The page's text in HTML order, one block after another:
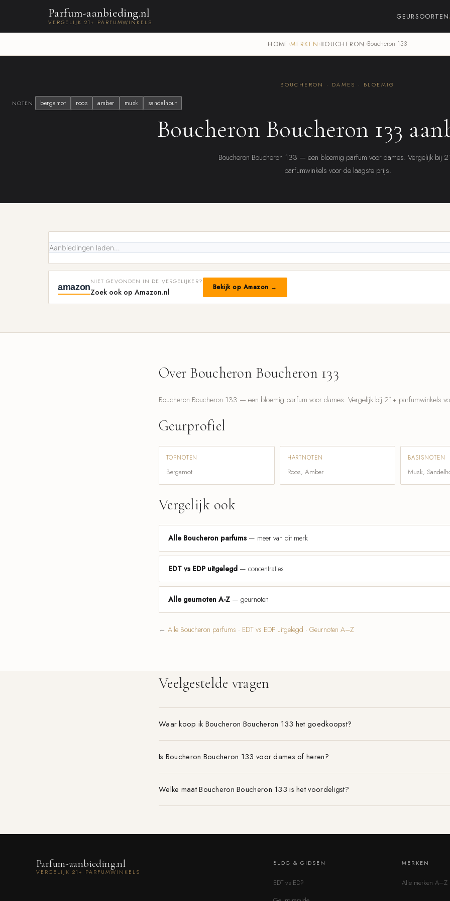
Parfum-aanbieding.nl
VERGELIJK 21+ PARFUMWINKELS
GEURSOORTEN
HOME›MERKEN›BOUCHERON ›Boucheron 133
BOUCHERON · DAMES · BLOEMIG
NOTEN bergamot roos amber musk sandelhout
Boucheron Boucheron 133
Boucheron Boucheron 133 — een bloemig parfum voor dames. Vergelijk bij
parfumwinkels voor de laagste prijs.
Aanbiedingen laden…
amazon
NIET GEVONDEN IN DE VERGELIJKER?
Zoek ook op Amazon.nl Bekijk op Amazon →
Over Boucheron Boucheron 133
Boucheron Boucheron 133 — een bloemig parfum voor dames. Vergelijk bij 21+ parfumwinkels
Geurprofiel
TOPNOTEN
Bergamot
HARTNOTEN
Roos, Amber
BASISNOTEN
Musk,
Vergelijk ook
Alle Boucheron parfums — meer van dit merk
EDT vs EDP uitgelegd — concentraties
Alle geurnoten A-Z — geurnoten
← Alle Boucheron parfums · EDT vs EDP uitgelegd · Geurnoten A–Z
Veelgestelde vragen
Waar koop ik Boucheron Boucheron 133 het goedkoopst?
Is Boucheron Boucheron 133 voor dames of heren?
Welke maat Boucheron Boucheron 133 is het voordeligst?
Parfum-aanbieding.nl
VERGELIJK 21+ PARFUMWINKELS
BLOG & GIDSEN
EDT vs EDP
MERKEN
Alle merken A–Z